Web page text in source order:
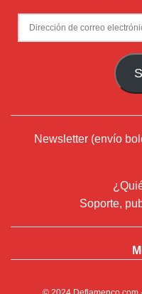
Dirección
de
Newsletter (envío
Soporte,